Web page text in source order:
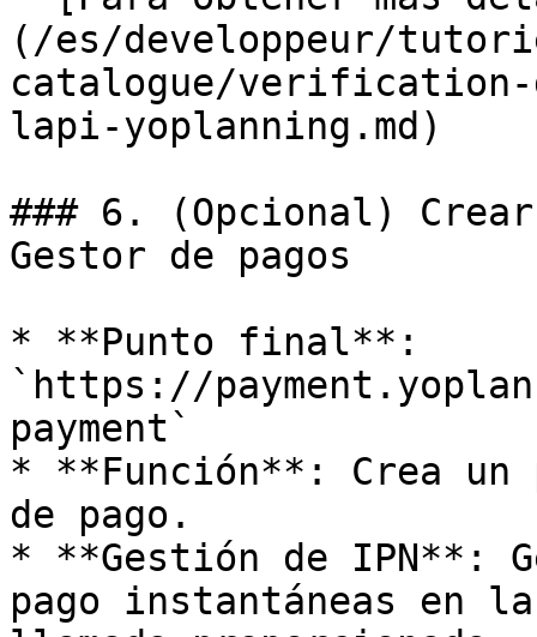
(/es/developpeur/
catalogue/
lapi-yoplanning.md)
### 6. (Opcional)
Gestor de pagos
* **Punto final**:
`https://
payment`
* **Función**: Crea un
de pago.
* **Gestión de IPN**:
pago instantáneas en